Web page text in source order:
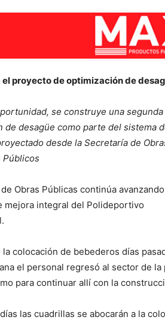
el proyecto de optimización de
se construye una segunda
de desagüe como parte del sistema
desde la Secretaría de
Públicos
Obras Públicas continúa
mejora integral del Polideportivo
la colocación de bebederos días
el personal regresó al sector de la
para continuar allí con la
las cuadrillas se abocarán a la